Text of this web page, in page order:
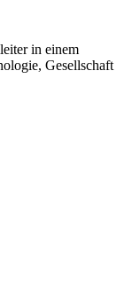
in einem
Gesellschaft